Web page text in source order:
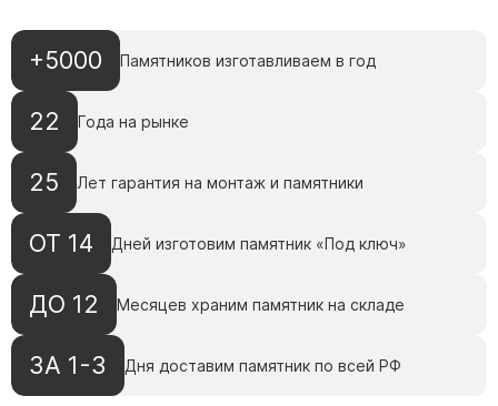
Хачкары
Памятники в форме скалы
Флагштоки
+5000 Памятников изготавливаем в год
22 Года на рынке
25 Лет гарантия на монтаж и памятники
ОТ 14 Дней изготовим памятник «Под ключ»
ДО 12 Месяцев храним памятник на складе
ЗА 1-3 Дня доставим памятник по всей РФ